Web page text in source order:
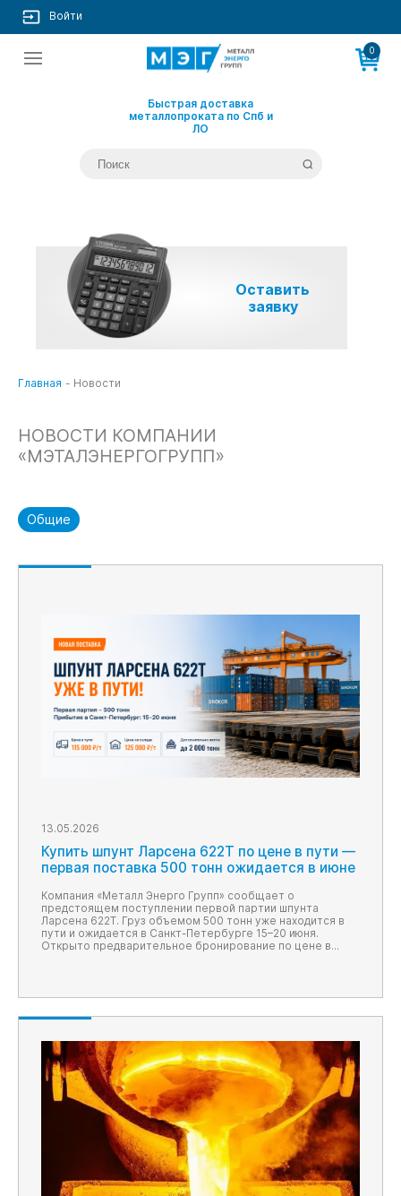
Войти
Быстрая доставка
металлопроката по Спб и
ЛО
Оставить
заявку
0
Главная - Новости
НОВОСТИ КОМПАНИИ
«МЭТАЛЭНЕРГОГРУПП»
Общие
13.05.2026
Купить шпунт Ларсена 622T по цене в пути —
первая поставка 500 тонн ожидается в июне
Компания «Металл Энерго Групп» сообщает о
предстоящем поступлении первой партии шпунта
Ларсена 622T. Груз объемом 500 тонн уже находится в
пути и ожидается в Санкт-Петербурге 15–20 июня.
Открыто предварительное бронирование по цене в